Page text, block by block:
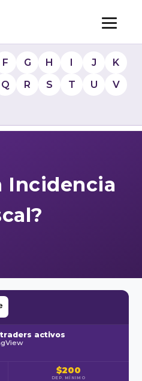
F G H I J
K
Q R S T U
V
Incidencia
activos
$200
DEP. MÍNIMO